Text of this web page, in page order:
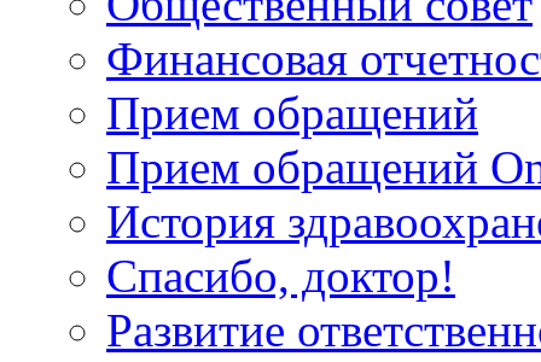
Финансовая
Прием обращений
Прием обращений
История
Спасибо, доктор!
Развитие